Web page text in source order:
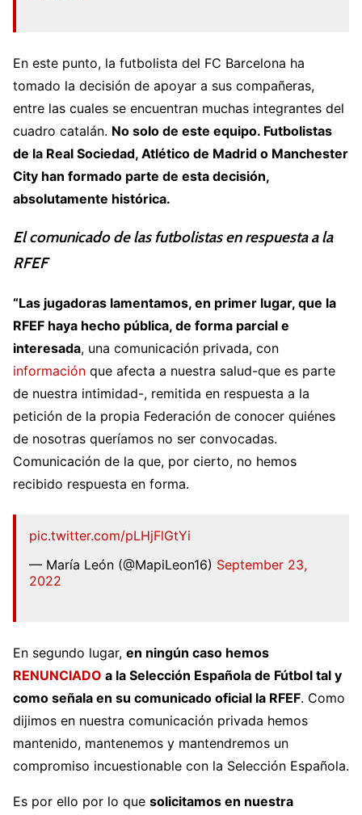
En este punto, la futbolista del FC Barcelona ha
tomado la decisión de apoyar a sus compañeras,
entre las cuales se encuentran muchas integrantes del
cuadro catalán. No solo de este equipo. Futbolistas
de la Real Sociedad, Atlético de Madrid o Manchester
City han formado parte de esta decisión,
absolutamente histórica.
El comunicado de las futbolistas en respuesta a la
RFEF
“Las jugadoras lamentamos, en primer lugar, que la
RFEF haya hecho pública, de forma parcial e
interesada, una comunicación privada, con
información que afecta a nuestra salud-que es parte
de nuestra intimidad-, remitida en respuesta a la
petición de la propia Federación de conocer quiénes
de nosotras queríamos no ser convocadas.
Comunicación de la que, por cierto, no hemos
recibido respuesta en forma.
pic.twitter.com/pLHjFlGtYi
— María León (@MapiLeon16) September 23,
2022
En segundo lugar, en ningún caso hemos
RENUNCIADO a la Selección Española de Fútbol tal y
como señala en su comunicado oficial la RFEF. Como
dijimos en nuestra comunicación privada hemos
mantenido, mantenemos y mantendremos un
compromiso incuestionable con la Selección Española.
Es por ello por lo que solicitamos en nuestra